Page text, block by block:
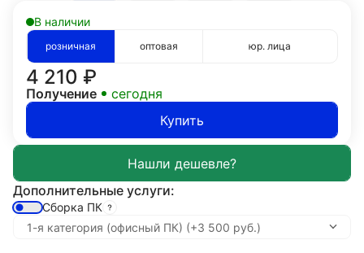
В наличии
розничная оптовая юр. лица
4 210 ₽
Получение
сегодня
Купить
Дополнительные услуги:
Сборка ПК